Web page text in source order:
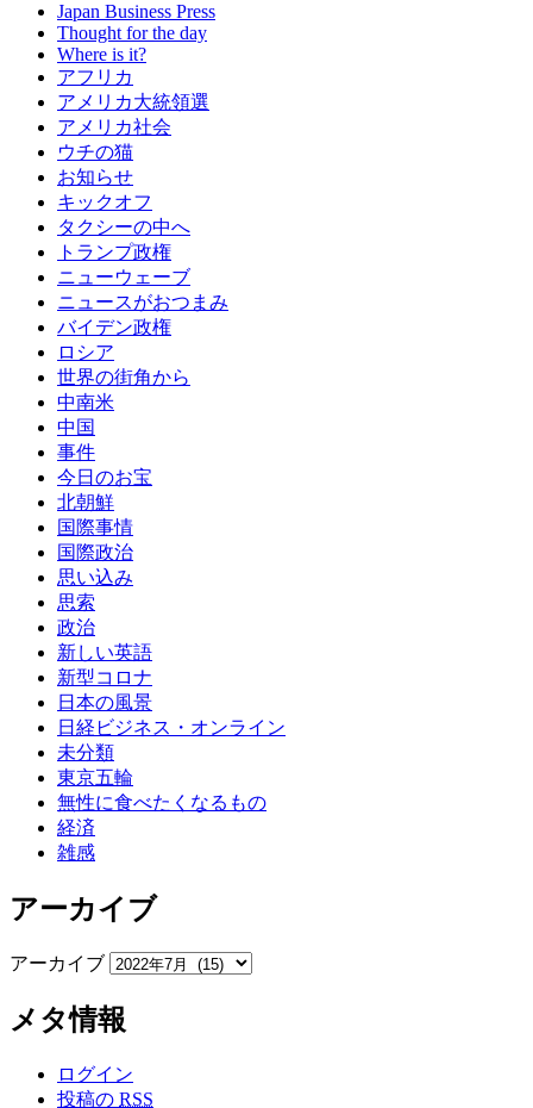
Japan Business Press
Thought for the day
Where is it?
アフリカ
アメリカ大統領選
アメリカ社会
ウチの猫
お知らせ
キックオフ
タクシーの中へ
トランプ政権
ニューウェーブ
ニュースがおつまみ
バイデン政権
ロシア
世界の街角から
中南米
中国
事件
今日のお宝
北朝鮮
国際事情
国際政治
思い込み
思索
政治
新しい英語
新型コロナ
日本の風景
日経ビジネス・オンライン
未分類
東京五輪
無性に食べたくなるもの
経済
雑感
アーカイブ
アーカイブ
メタ情報
ログイン
投稿の RSS